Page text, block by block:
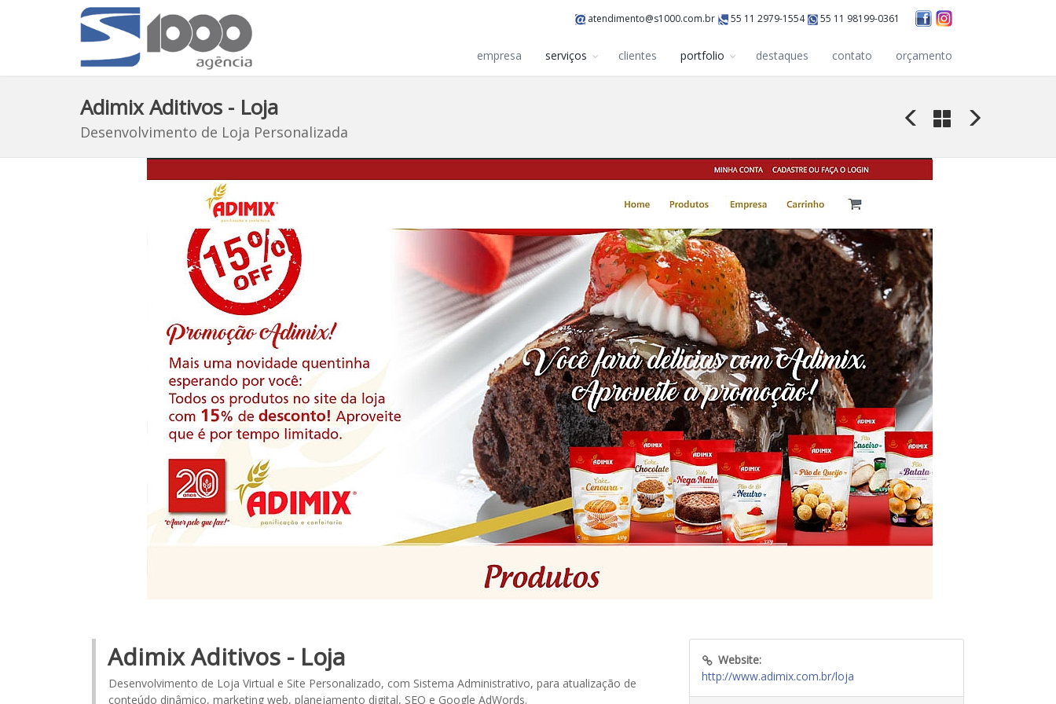
atendimento@s1000.com.br 55 11 2979-1554 55 11 98199-0361
empresa serviços clientes portfolio destaques contato orçamento
Adimix Aditivos - Loja
Desenvolvimento de Loja Personalizada
Adimix Aditivos - Loja
Desenvolvimento de Loja Virtual e Site Personalizado, com Sistema Administrativo, para atualização de
conteúdo dinâmico, marketing web, planejamento digital, SEO e Google AdWords.
Website:
http://www.adimix.com.br/loja